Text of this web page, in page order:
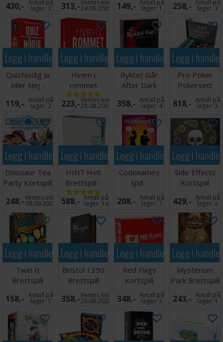
430,- Antall på
lager:3 313,-Ventes inn
24.08.2026 149,- Antall på
lager:1 258,- Antall på
lager:3
Legg i handlekurven
QuizNödig Ja
eller Nej -
SVENSK
119,- Antall på
lager:2
Legg i handlekurven
Hvem i
rommet
Kortspill
223,-Ventes inn
28.08.2026
Legg i handlekurven
Ryktet Går
After Dark
Edition
Brettspill
358,- Antall på
lager:4
Legg i
Pro Poker
Pokersett
med 200
sjetonger
618,- Antall på
lager:3
Legg i handlekurven
Dinosaur Tea
Party Kortspill
248,-Ventes inn
08.09.2026
Legg i handlekurven
HINT Hvit
Brettspill -
Norsk utgave
588,- Antall på
lager: 16
Legg i handlekurven
Codenames
Spill -
ENGELSK
208,- Antall på
lager:7
Legg i
Side Effects
Kortspill
429,- Antall på
lager:2
Legg i handlekurven
Twin It
Brettspill
158,- Antall på
lager:1
Legg i handlekurven
Bristol 1350
Brettspill
358,-Ventes inn
28.08.2026
Legg i handlekurven
Red Flags
Kortspill
348,- Antall på
lager:3
Legg i
Mysterium
Park Brettspill
243,- Antall på
lager:1